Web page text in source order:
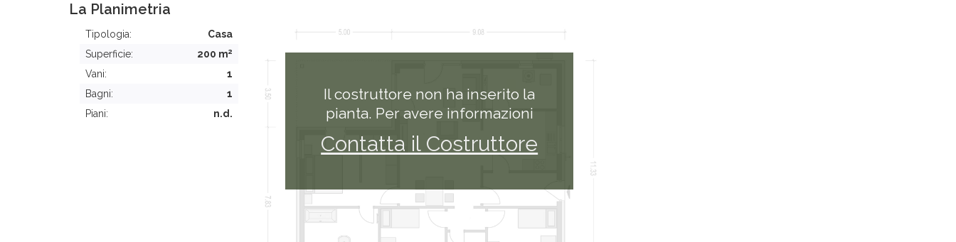
La Planimetria
Tipologia:
Casa
Superficie:
200 m2
Vani:
1
Bagni:
1
Piani:
n.d.
Il costruttore non ha inserito la
pianta. Per avere informazioni
Contatta il Costruttore